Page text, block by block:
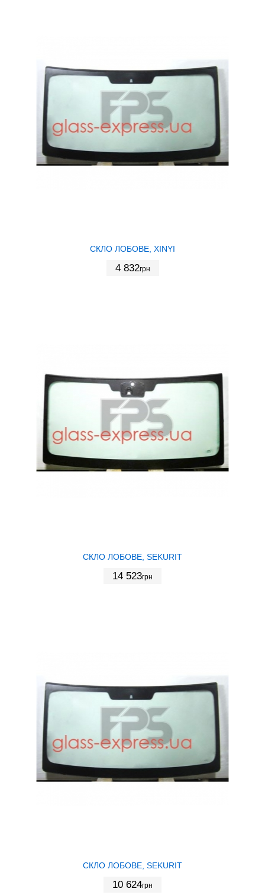
СКЛО ЛОБОВЕ, XINYI
4 832грн
СКЛО ЛОБОВЕ, SEKURIT
14 523грн
СКЛО ЛОБОВЕ, SEKURIT
10 624грн